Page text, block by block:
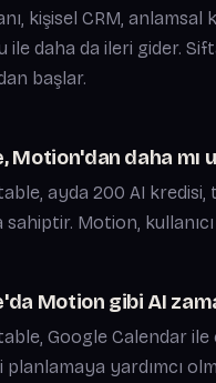
kişisel CRM,
ile daha da ileri gider.
başlar.
Motion'dan daha mı
ayda 200 AI
sahiptir. Motion,
Motion gibi AI
Google Calendar
yardımcı